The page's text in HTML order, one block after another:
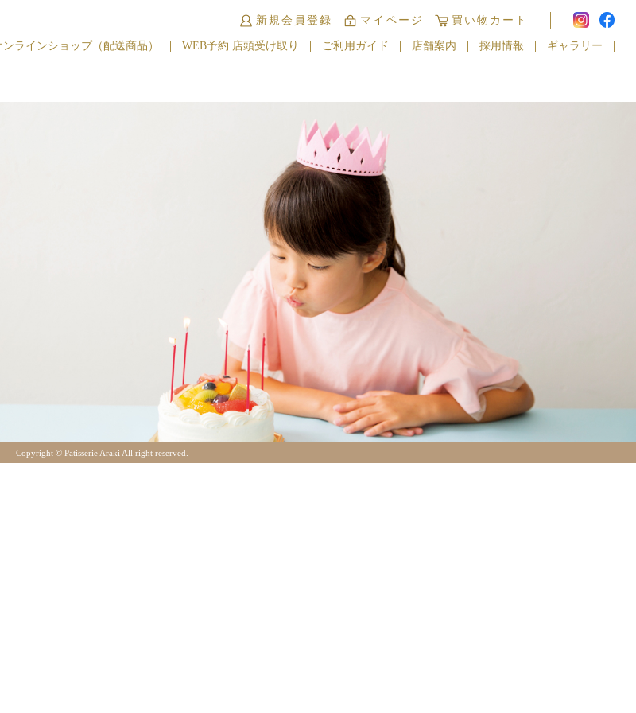
新規会員登録 マイページ 買い物カート
ンラインショップ（配送商品） WEB予約 店頭受け取り ご利用ガイド 店舗案内 採用情報 ギャラリー
Copyright ©︎ Patisserie Araki All right reserved.